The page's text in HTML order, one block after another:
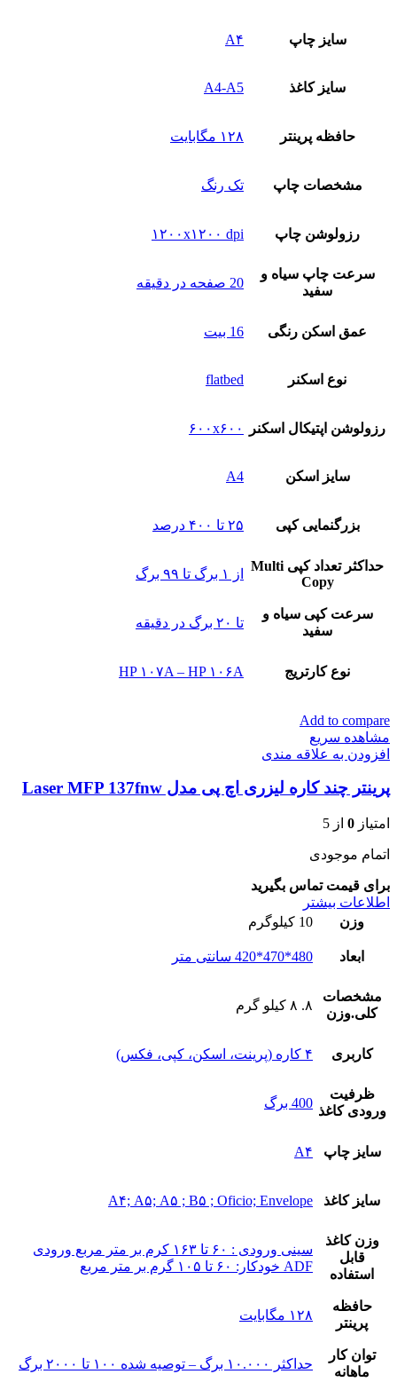
سایز چاپ A۴
سایز کاغذ A4-A5
حافظه پرینتر ۱۲۸ مگابایت
مشخصات چاپ تک رنگ
رزولوشن چاپ ۱۲۰۰x۱۲۰۰ dpi
سرعت چاپ سیاه و
سفید
20 صفحه در دقیقه
عمق اسکن رنگی 16 بیت
نوع‌ اسکنر flatbed
رزولوشن اپتیکال اسکنر ۶۰۰x۶۰۰
سایز اسکن A4
بزرگنمایی کپی ۲۵ تا ۴۰۰ درصد
حداکثر تعداد کپی Multi
Copy
از ۱ برگ تا ۹۹ برگ
سرعت کپی سیاه و
سفید
تا ۲۰ برگ در دقیقه
نوع کارتریج HP ۱۰۷A – HP ۱۰۶A
Add to compare
مشاهده سریع
افزودن به علاقه مندی
پرینتر چند کاره لیزری اچ پی مدل Laser MFP 137fnw
امتیاز 0 از 5
اتمام موجودی
برای قیمت تماس بگیرید
اطلاعات بیشتر
وزن
10 کیلوگرم
ابعاد 480*470*420 سانتی متر
مشخصات
کلی.وزن
۸. ۸ کیلو گرم
کاربری ۴ کاره (پرینت، اسکن، کپی، فکس)
ظرفیت
ورودی کاغذ
400 برگ
سایز چاپ A۴
سایز کاغذ A۴; A۵; A۵ ; B۵ ; Oficio; Envelope
وزن کاغذ
قابل
استفاده
سینی ورودی : ۶۰ تا ۱۶۳ کرم بر متر مربع ورودی
ADF خودکار: ۶۰ تا ۱۰۵ گرم بر متر مربع
حافظه
پرینتر
۱۲۸ مگابایت
توان کار
ماهانه
حداکثر ۱۰.۰۰۰ برگ – توصیه شده ۱۰۰ تا ۲۰۰۰ برگ